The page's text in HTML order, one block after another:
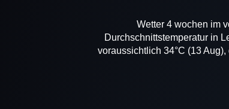
Wetter 4 wochen im
Durchschnittstemperatur in
voraussichtlich 34°C (13